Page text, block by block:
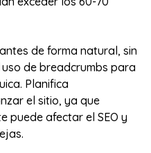
de forma natural, sin
de breadcrumbs para
Planifica
el sitio, ya que
puede afectar el SEO y